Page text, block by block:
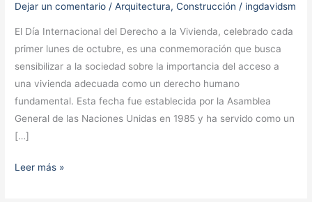
Dejar un comentario /Arquitectura,Construcción / ingdavidsm
El Día Internacional del Derecho a la Vivienda, celebrado cada
primer lunes de octubre, es una conmemoración que busca
sensibilizar a la sociedad sobre la importancia del acceso a
una vivienda adecuada como un derecho humano
fundamental. Esta fecha fue establecida por la Asamblea
General de las Naciones Unidas en 1985 y ha servido como un
[…]
Vivienda:
Un
Llamado
a
la
Acción
por
un
Sostenible
Leer más »